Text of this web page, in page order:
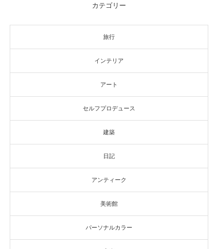
カテゴリー
旅行
インテリア
アート
セルフプロデュース
建築
日記
アンティーク
美術館
パーソナルカラー